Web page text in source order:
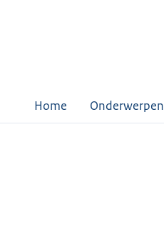
Home Onderwerpen